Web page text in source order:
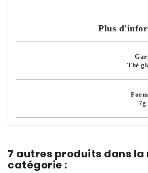
Plus
Thé
7g
7 autres produits dans la
catégorie :